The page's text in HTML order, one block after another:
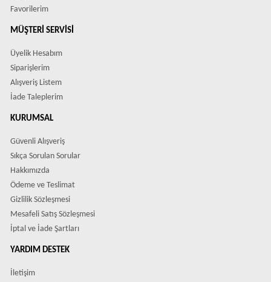
Favorilerim
MÜŞTERI SERVISI
Üyelik Hesabım
Siparişlerim
Alışveriş Listem
İade Taleplerim
KURUMSAL
Güvenli Alışveriş
Sıkça Sorulan Sorular
Hakkımızda
Ödeme ve Teslimat
Gizlilik Sözleşmesi
Mesafeli Satış Sözleşmesi
İptal ve İade Şartları
YARDIM DESTEK
İletişim